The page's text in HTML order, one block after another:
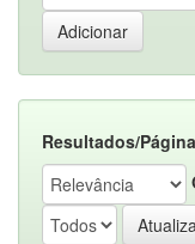
Resultados/Página